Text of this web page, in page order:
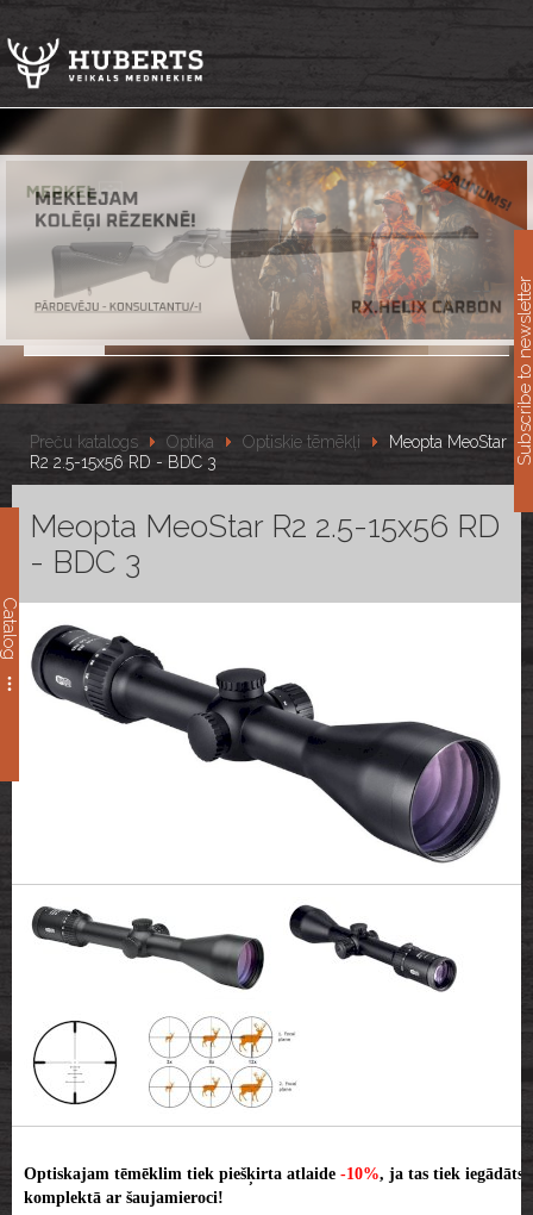
Catalog
Preču katalogs Optika Optiskie tēmēkļi
Meopta MeoStar
R2 2.5-15x56 RD - BDC 3
Meopta MeoStar R2 2.5-15x56 RD
- BDC 3
Optiskajam tēmēklim tiek piešķirta atlaide -10%, ja tas tiek iegādāts
komplektā ar šaujamieroci!
Subscribe